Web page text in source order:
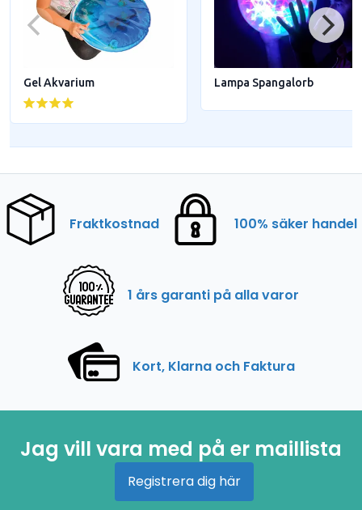
Gel Akvarium Lampa Spangalorb
Fraktkostnad 100% säker handel
1 års garanti på alla varor
Kort, Klarna och Faktura
Jag vill vara med på er maillista
Registrera dig här